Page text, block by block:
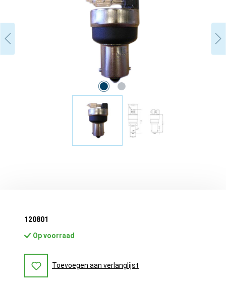
120801
Op voorraad
Toevoegen aan verlanglijst